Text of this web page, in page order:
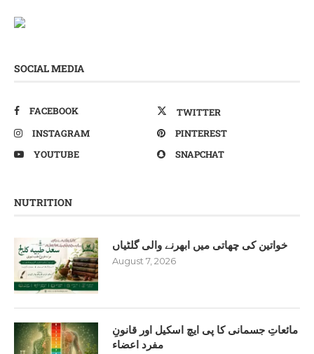
SOCIAL MEDIA
FACEBOOK
TWITTER
INSTAGRAM
PINTEREST
YOUTUBE
SNAPCHAT
NUTRITION
خواتین کی چھاتی میں ابھرنے والی گلٹیاں
August 7, 2026
مائعاتِ جسمانی کا پی ایچ اسکیل اور قانونِ
مفرد اعضاء